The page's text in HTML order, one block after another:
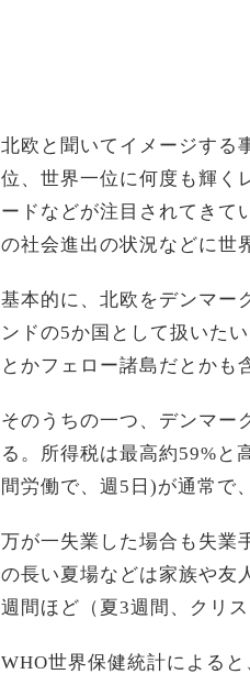
北欧と聞いてイメージする
位、世界一位に何度も輝く
ードなどが注目されてきて
の社会進出の状況などに世
基本的に、北欧をデンマー
ンドの5か国として扱いた
とかフェロー諸島だとかも
そのうちの一つ、デンマー
る。所得税は最高約59%と
間労働で、週5日)が通常で
万が一失業した場合も失業
の長い夏場などは家族や友
週間ほど（夏3週間、クリ
WHO世界保健統計による